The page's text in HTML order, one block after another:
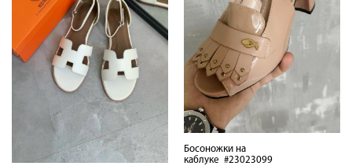
Босоножки на
каблуке #23023099